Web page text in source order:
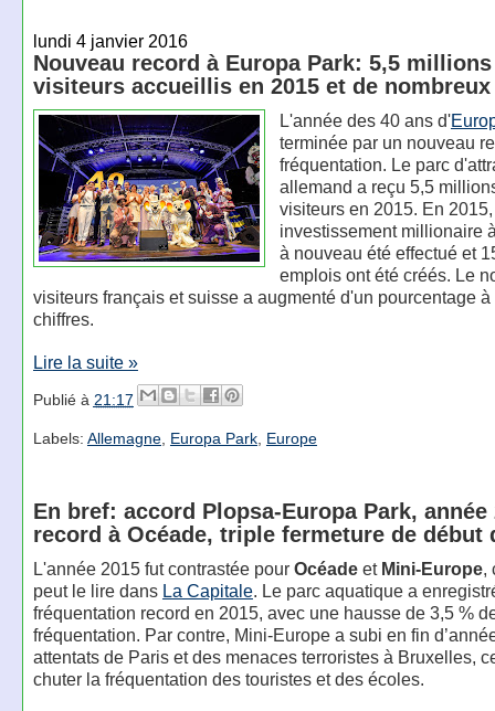
lundi 4 janvier 2016
Nouveau record à Europa Park: 5,5
visiteurs accueillis en 2015 et de
L'année des 40 ans d'
terminée par un nouveau
fréquentation. Le parc
allemand a reçu 5,5
visiteurs en 2015. En
investissement millionaire
à nouveau été effectué et
emplois ont été créés. Le
visiteurs français et suisse a augmenté d'un pourcentage à
chiffres.
Lire la suite »
Publié à 21:17
Labels: Allemagne, Europa Park, Europe
En bref: accord Plopsa-Europa Park, année
record à Océade, triple fermeture de début
L'année 2015 fut contrastée pour Océadeet Mini-Europe,
peut le lire dans La Capitale. Le parc aquatique a
fréquentation record en 2015, avec une hausse de 3,5 %
fréquentation. Par contre, Mini-Europe a subi en fin
attentats de Paris et des menaces terroristes à Bruxelles,
chuter la fréquentation des touristes et des écoles.